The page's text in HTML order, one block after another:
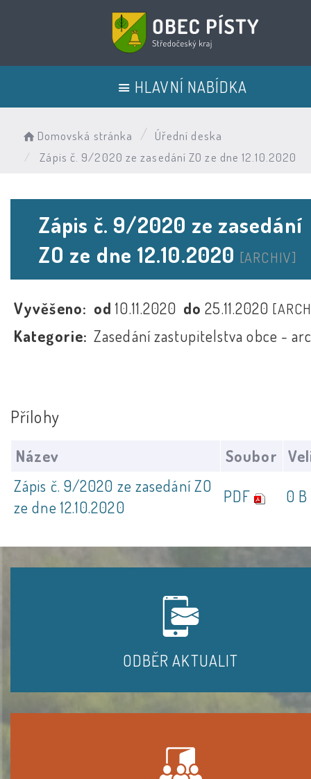
HLAVNÍ NABÍDKA
Domovská stránka
Úřední deska
Zápis č. 9/2020 ze zasedání ZO ze dne 12.10.2020
Zápis č. 9/2020 ze zasedání
ZO ze dne 12.10.2020 [ARCHIV]
Vyvěšeno: od10.11.2020 do25.11.2020
Kategorie: Zasedání zastupitelstva obce -
Přílohy
Název Soubor
Zápis č. 9/2020 ze zasedání ZO
ze dne 12.10.2020
PDF 0 B
ODBĚR AKTUALIT